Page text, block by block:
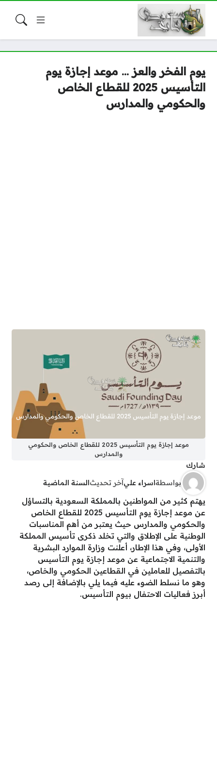
يوم الفخر والعز … موعد إجازة يوم
التأسيس 2025 للقطاع الخاص
والحكومي والمدارس
موعد إجازة يوم التأسيس 2025 للقطاع الخاص والحكومي
والمدارس
شارك
بواسطةاسراء عليآخر تحديثالسنة الماضية
يهتم كثير من المواطنين بالمملكة السعودية بالتساؤل
عن موعد إجازة يوم التأسيس 2025 للقطاع الخاص
والحكومي والمدارس حيث يعتبر من أهم المناسبات
الوطنية على الإطلاق والتي تخلد ذكرى تأسيس المملكة
الأولى، وفي هذا الإطار، أعلنت وزارة الموارد البشرية
والتنمية الاجتماعية عن موعد إجازة يوم التأسيس
بالتفصيل للعاملين في القطاعين الحكومي والخاص،
وهو ما نسلط الضوء عليه فيما يلي بالإضافة إلى رصد
أبرز فعاليات الاحتفال بيوم التأسيس.